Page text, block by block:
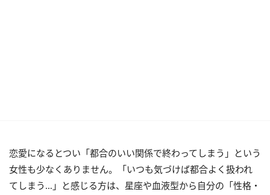
恋愛になるとつい「都合のいい関係で終わってしまう」という
女性も少なくありません。「いつも気づけば都合よく扱われ
てしまう…」と感じる方は、星座や血液型から自分の「性格・